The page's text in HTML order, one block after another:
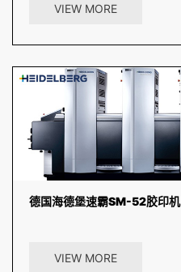
VIEW MORE
德国海德堡速霸SM-52胶印机
VIEW MORE